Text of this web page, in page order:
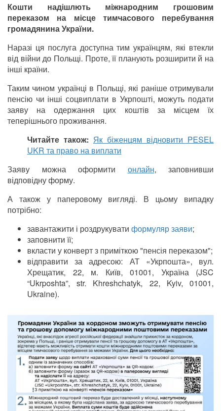
Кошти надішлють міжнародним грошовим
переказом на місце тимчасового перебування
громадянина України.
Наразі ця послуга доступна тим українцям, які втекли
від війни до Польщі. Проте, її планують розширити й на
інші країни.
Таким чином українці в Польщі, які раніше отримували
пенсію чи інші соцвиплати в Укрпошті, можуть подати
заяву на одержання цих коштів за місцем їх
теперішнього проживання.
Читайте також: Як біженцям відновити PESEL
UKR та право на виплати
Заяву можна оформити онлайн, заповнивши
відповідну форму.
А також у паперовому вигляді. В цьому випадку
потрібно:
завантажити і роздрукувати формуляр заяви;
заповнити її;
вкласти у конверт з приміткою "пенсія переказом";
відправити за адресою: АТ «Укрпошта», вул.
Хрещатик, 22, м. Київ, 01001, Україна (JSC
“Ukrposhta”, str. Khreshchatyk, 22, Kyiv, 01001,
Ukraine).